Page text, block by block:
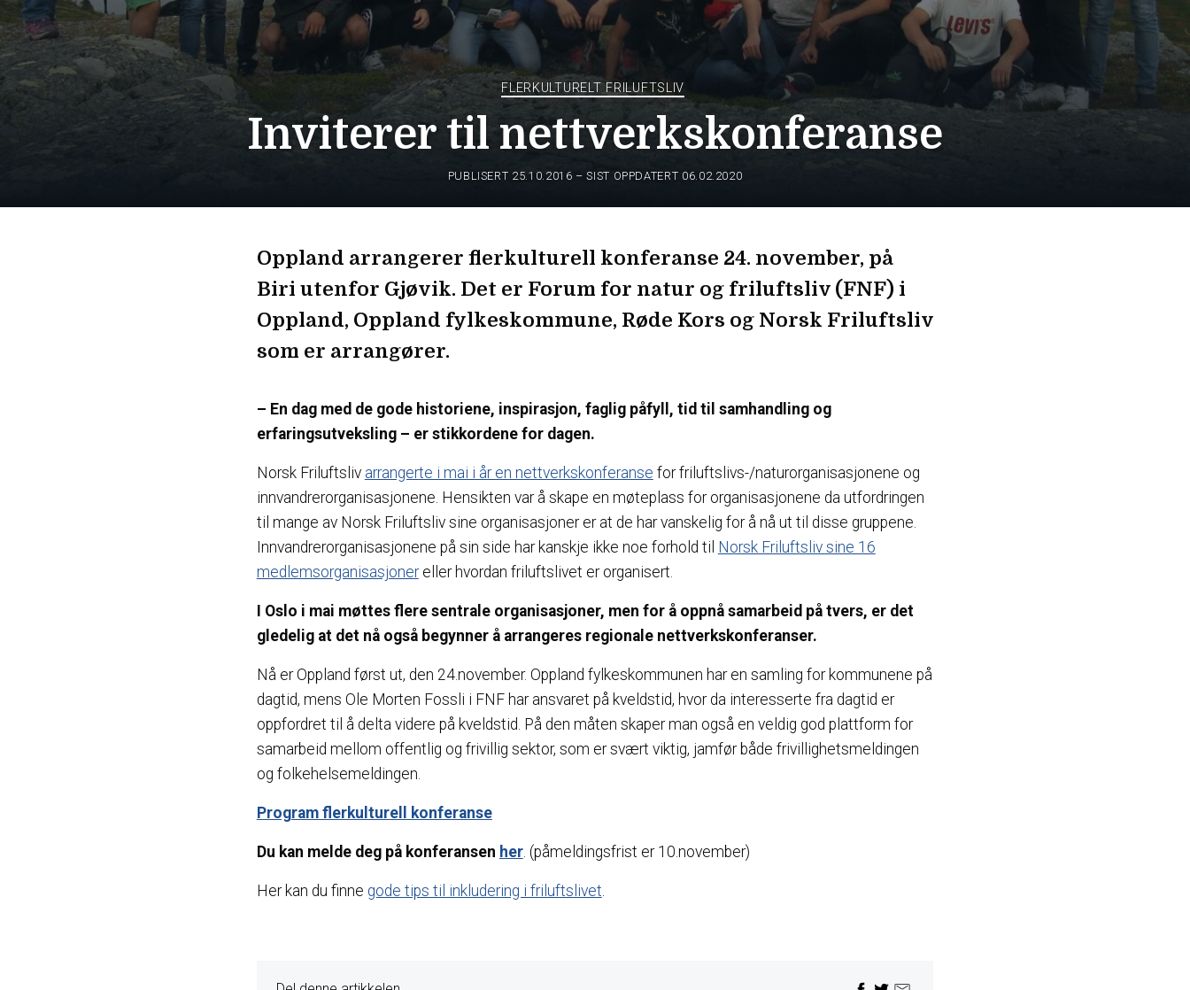
FLERKULTURELT FRILUFTSLIV
Inviterer til nettverkskonferanse
PUBLISERT 25.10.2016 – SIST OPPDATERT 06.02.2020
Oppland arrangerer flerkulturell konferanse 24. november, på
Biri utenfor Gjøvik. Det er Forum for natur og friluftsliv (FNF) i
Oppland, Oppland fylkeskommune, Røde Kors og Norsk Friluftsliv
som er arrangører.
– En dag med de gode historiene, inspirasjon, faglig påfyll, tid til samhandling og
erfaringsutveksling – er stikkordene for dagen.
Norsk Friluftsliv arrangerte i mai i år en nettverkskonferanse for friluftslivs-/naturorganisasjonene og
innvandrerorganisasjonene. Hensikten var å skape en møteplass for organisasjonene da utfordringen
til mange av Norsk Friluftsliv sine organisasjoner er at de har vanskelig for å nå ut til disse gruppene.
Innvandrerorganisasjonene på sin side har kanskje ikke noe forhold til Norsk Friluftsliv sine 16
medlemsorganisasjonereller hvordan friluftslivet er organisert.
I Oslo i mai møttes flere sentrale organisasjoner, men for å oppnå samarbeid på tvers, er det
gledelig at det nå også begynner å arrangeres regionale nettverkskonferanser.
Nå er Oppland først ut, den 24.november. Oppland fylkeskommunen har en samling for kommunene på
dagtid, mens Ole Morten Fossli i FNF har ansvaret på kveldstid, hvor da interesserte fra dagtid er
oppfordret til å delta videre på kveldstid. På den måten skaper man også en veldig god plattform for
samarbeid mellom offentlig og frivillig sektor, som er svært viktig, jamfør både frivillighetsmeldingen
og folkehelsemeldingen.
Program flerkulturell konferanse
Du kan melde deg på konferansen her. (påmeldingsfrist er 10.november)
Her kan du finne gode tips til inkludering i friluftslivet